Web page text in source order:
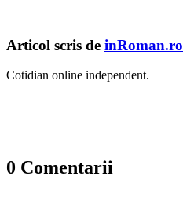
Articol scris de inRoman.ro
Cotidian online independent.
0 Comentarii